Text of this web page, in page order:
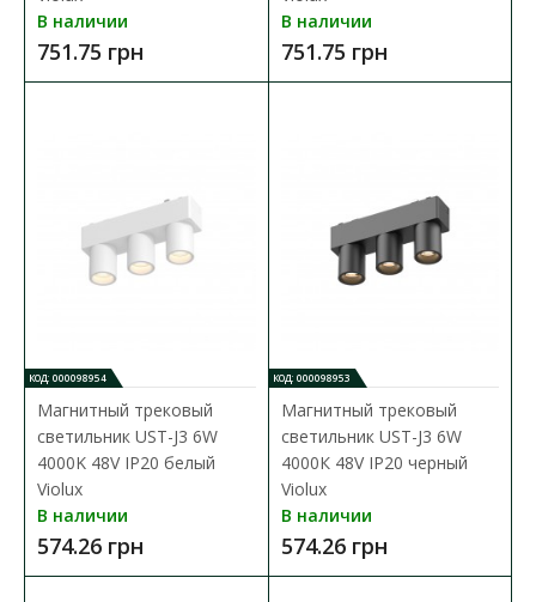
Магнитный трековый светильник UST-G 12W
4000K 48V IP20 белый Violux
Доступность: В наличии
Магнитные трековые светильники — это инновационный
выбор для стильного и функционального освеще..
438.52 грн
В наличии
751.75 грн
В наличии
751.75 грн
КОД: 000098954
Магнитный трековый
светильник UST-J3 6W
4000K 48V IP20 белый
Violux
В наличии
574.26 грн
КОД: 000098953
Магнитный трековый
светильник UST-J3 6W
4000К 48V IP20 черный
Violux
В наличии
574.26 грн